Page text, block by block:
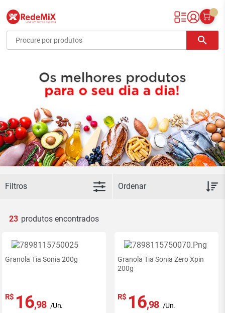
Redemix – Supermercado Online
search
Filtros
23
Granola Tia Sonia 200g
R$ 16,98 /Un.
Granola Tia Sonia Zero Xpin
200g
R$ 16,98 /Un.